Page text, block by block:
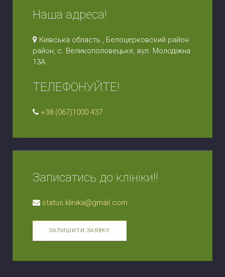
Наша адреса!
Київська область , Белоцерковский район
район, с. Великополовецьке, вул. Молодіжна
13А.
ТЕЛЕФОНУЙТЕ!
+38 (067)1000 437
Записатись до клініки!!
status.klinika@gmail.com
ЗАЛИШИТИ ЗАЯВКУ